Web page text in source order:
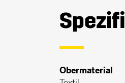
Obermaterial